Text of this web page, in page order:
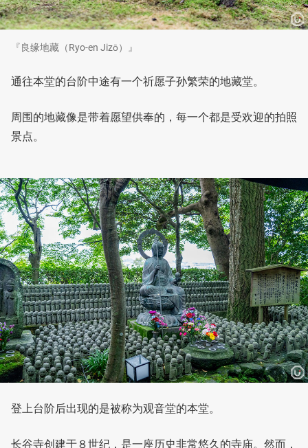
『良缘地藏（Ryo-en Jizō）』
通往本堂的台阶中途有一个祈愿子孙繁荣的地藏堂。
周围的地藏像是带着愿望供奉的，每一个都是受欢迎的拍照
景点。
登上台阶后出现的是被称为观音堂的本堂。
长谷寺创建于８世纪，是一座历史非常悠久的寺庙。然而，